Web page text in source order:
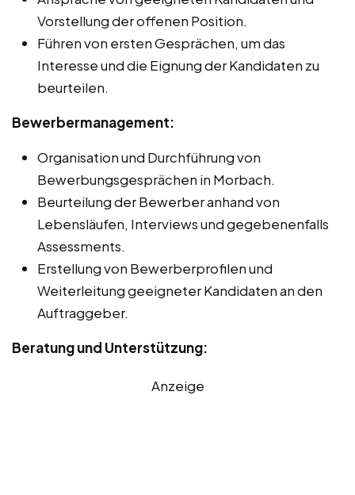
Vorstellung der offenen Position.
Führen von ersten Gesprächen, um das
Interesse und die Eignung der Kandidaten zu
beurteilen.
Bewerbermanagement:
Organisation und Durchführung von
Bewerbungsgesprächen in Morbach.
Beurteilung der Bewerber anhand von
Lebensläufen, Interviews und gegebenenfalls
Assessments.
Erstellung von Bewerberprofilen und
Weiterleitung geeigneter Kandidaten an den
Auftraggeber.
Beratung und Unterstützung:
Anzeige